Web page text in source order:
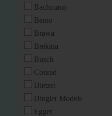
Bachmann
Bemo
Brawa
Brekina
Busch
Conrad
Dietzel
Dingler Models
Egger